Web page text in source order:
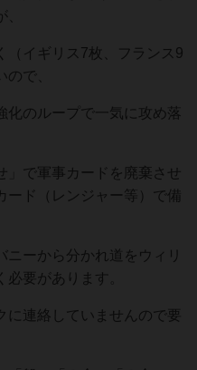
（イギリス7枚、フランス9
で、
のループで一気に攻め落
」で軍事カードを廃棄させ
ード（レンジャー等）で備
ーから分かれ道をウィリ
要があります。
に連絡していませんので要